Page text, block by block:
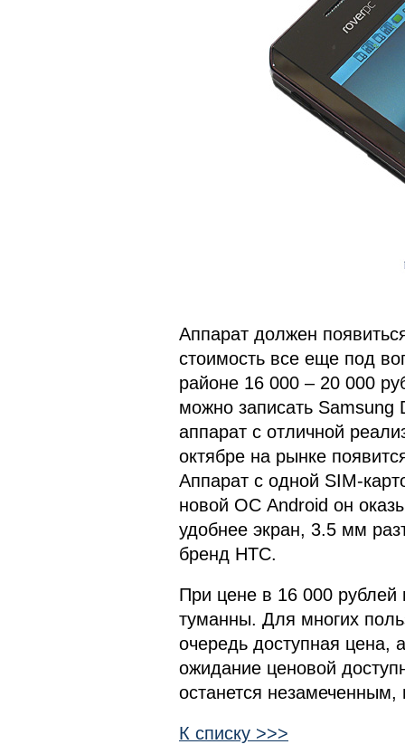
Аппарат должен
стоимость все еще под
районе 16 000 – 20 000
можно записать Samsung
аппарат с отличной
октябре на рынке
Аппарат с одной SIM-
новой ОС Android он
удобнее экран, 3.5 мм
бренд HTC.
При цене в 16 000
туманны. Для многих
очередь доступная цена,
ожидание ценовой
останется
К списку >>>